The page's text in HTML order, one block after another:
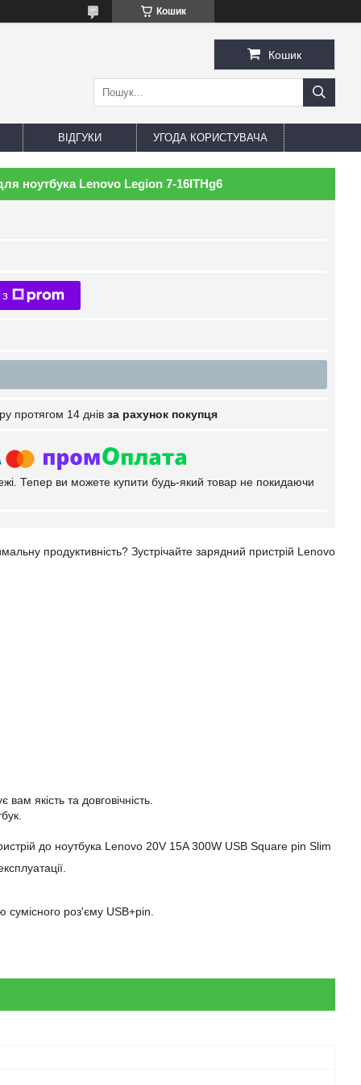
Кошик
Кошик
ВІДГУКИ УГОДА КОРИСТУВАЧА
ноутбука Lenovo Legion 7-16ITHg6
протягом 14 днів за рахунок покупця
Тепер ви можете купити будь-який товар не покидаючи
продуктивність? Зустрічайте зарядний пристрій Lenovo
якість та довговічність.
до ноутбука Lenovo 20V 15A 300W USB Square pin Slim
роз'єму USB+pin.